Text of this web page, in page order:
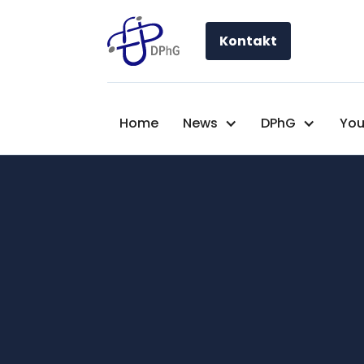
Kontakt
Home News DPhG